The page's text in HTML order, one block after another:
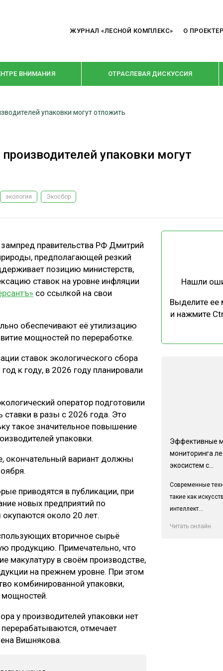
ЖУРНАЛ «ЛЕСНОЙ КОМПЛЕКС» О ПРОЕКТЕ
ВНИМАНИЯ ОТРАСЛЕВАЯ ДИСКУССИЯ
РУБРИКИ
КРУПНЫМ ПЛАНОМ
ТЕХНОЛОГИИ
КАЛЕНДАРЬ ВЫСТАВОК
упаковки могут отложить
упаковки могут
экология Экосбор
правительства РФ Дмитрий
предполагающей резкий
позицию министерств,
ставок на уровне инфляции
со ссылкой на свои
обеспечивают её утилизацию
мощностей по переработке.
ставок экологического сбора
к году, в 2026 году планировали
оператор подготовили
ставки в разы с 2026 года. Это
такое значительное повышение
упаковки.
окончательный вариант должны
приводятся в публикации, при
новых предприятий по
около 20 лет.
вторичное сырьё
продукцию. Примечательно, что
макулатуру в своём производстве,
на прежнем уровне. При этом
комбинированной упаковки,
у производителей упаковки нет
отмечает
Вишнякова.
Нашли
Выделите
и нажмите
Эффективные
мониторинга
экосистем с...
Современные
такие как
интеллект...
Читать онлайн